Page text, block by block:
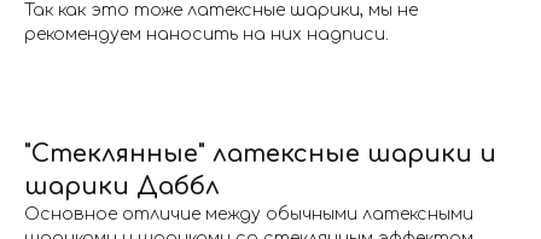
Так как это тоже латексные шарики, мы не
рекомендуем наносить на них надписи.
"Стеклянные" латексные шарики и
шарики Даббл
Основное отличие между обычными латексными